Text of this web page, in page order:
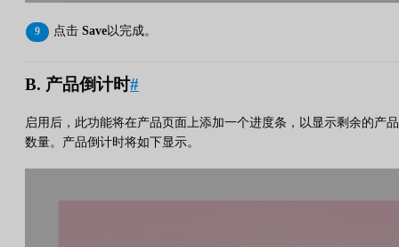
点击 Save以完成。
B. 产品倒计时#
启用后，此功能将在产品页面上添加一个进度条，以显示剩余的产品
数量。产品倒计时将如下显示。